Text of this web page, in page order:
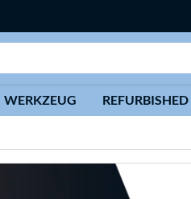
WERKZEUG REFURBISHED